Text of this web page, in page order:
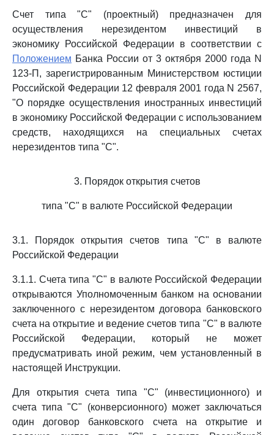
Счет типа "С" (проектный) предназначен для
осуществления нерезидентом инвестиций в
экономику Российской Федерации в соответствии с
Положением Банка России от 3 октября 2000 года N
123-П, зарегистрированным Министерством юстиции
Российской Федерации 12 февраля 2001 года N 2567,
"О порядке осуществления иностранных инвестиций
в экономику Российской Федерации с использованием
средств, находящихся на специальных счетах
нерезидентов типа "С".
3. Порядок открытия счетов
типа "С" в валюте Российской Федерации
3.1. Порядок открытия счетов типа "С" в валюте
Российской Федерации
3.1.1. Счета типа "С" в валюте Российской Федерации
открываются Уполномоченным банком на основании
заключенного с нерезидентом договора банковского
счета на открытие и ведение счетов типа "С" в валюте
Российской Федерации, который не может
предусматривать иной режим, чем установленный в
настоящей Инструкции.
Для открытия счета типа "С" (инвестиционного) и
счета типа "С" (конверсионного) может заключаться
один договор банковского счета на открытие и